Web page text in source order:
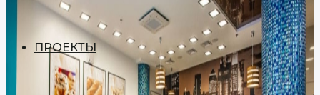
ПРОЕКТЫ